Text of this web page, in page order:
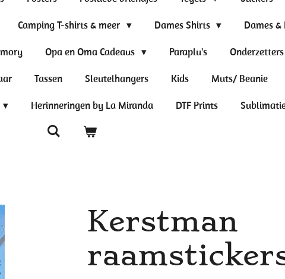
Camping T-shirts & meer Dames Shirts Dames &
Opa en Oma Cadeaus Paraplu's Onderzetters
Tassen Sleutelhangers Kids Muts/ Beanie
Herinneringen by La Miranda DTF Prints
Kerstman